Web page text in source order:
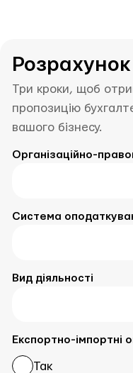
Розрахунок
Три кроки, щоб
пропозицію
вашого бізнесу.
Організаційно-
Система
Вид діяльності
Експортно-імпортні
Так